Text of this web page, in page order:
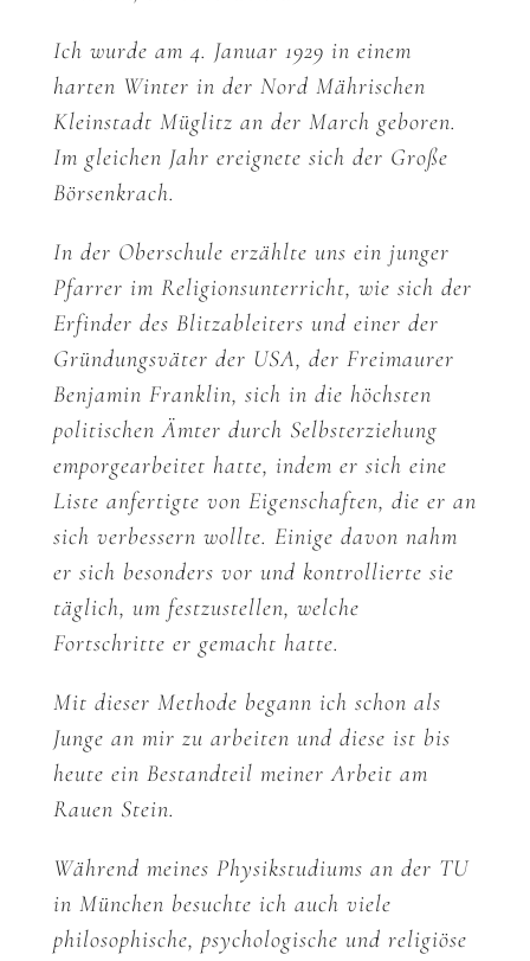
Ich wurde am 4. Januar 1929 in einem
harten Winter in der Nord Mährischen
Kleinstadt Müglitz an der March geboren.
Im gleichen Jahr ereignete sich der Große
Börsenkrach.
In der Oberschule erzählte uns ein junger
Pfarrer im Religionsunterricht, wie sich der
Erfinder des Blitzableiters und einer der
Gründungsväter der USA, der Freimaurer
Benjamin Franklin, sich in die höchsten
politischen Ämter durch Selbsterziehung
emporgearbeitet hatte, indem er sich eine
Liste anfertigte von Eigenschaften, die er an
sich verbessern wollte. Einige davon nahm
er sich besonders vor und kontrollierte sie
täglich, um festzustellen, welche
Fortschritte er gemacht hatte.
Mit dieser Methode begann ich schon als
Junge an mir zu arbeiten und diese ist bis
heute ein Bestandteil meiner Arbeit am
Rauen Stein.
Während meines Physikstudiums an der TU
in München besuchte ich auch viele
philosophische, psychologische und religiöse